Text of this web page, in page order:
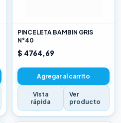
PINCELETA BAMBIN GRIS
N°40
$ 4764,69
Agregar al carrito
Vista
rápida
Ver
producto